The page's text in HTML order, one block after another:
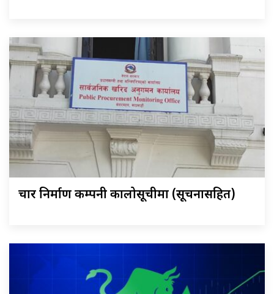
चार निर्माण कम्पनी कालोसूचीमा (सूचनासहित)